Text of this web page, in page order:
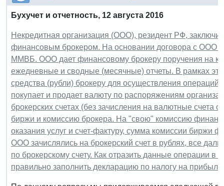
Бухучет и отчетность, 12 августа 2016
Некредитная организация (ООО), резидент РФ,
финансовым брокером. На основании договора с ООО
ММВБ. ООО дает финансовому брокеру поручения на
ежедневные и сводные (месячные) отчеты. В рамках
средства (рубли) брокеру для осуществления
покупает и продает валюту по распоряжениям
брокерских счетах (без зачисления на валютные счета
биржи и комиссию брокера. На "свою" комиссию
оказания услуг и счет-фактуру, сумма комиссии биржи
ООО зачислялись на брокерский счет в рублях, все
по брокерскому счету. Как отразить данные операции в
правильно заполнить декларацию по налогу на